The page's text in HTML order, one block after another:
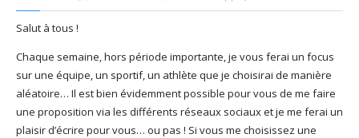
Mar 16, 2017 |
anniversaire Lara Croft !
Mar 10, 2017 |TGIF – Thank
God It’s Friday | Journée de
la Femme
Mar 06, 2017 |No Money
Salut à tous !
Chaque semaine, hors période importante, je vous ferai un focus
sur une équipe, un sportif, un athlète que je choisirai de manière
aléatoire… Il est bien évidemment possible pour vous de me faire
une proposition via les différents réseaux sociaux et je me ferai un
plaisir d’écrire pour vous… ou pas ! Si vous me choisissez une